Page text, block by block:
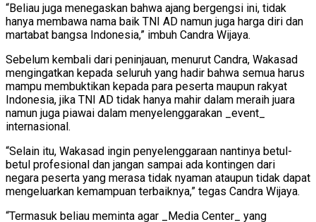
“Beliau juga menegaskan bahwa ajang bergengsi ini, tidak
hanya membawa nama baik TNI AD namun juga harga diri dan
martabat bangsa Indonesia,” imbuh Candra Wijaya.
Sebelum kembali dari peninjauan, menurut Candra, Wakasad
mengingatkan kepada seluruh yang hadir bahwa semua harus
mampu membuktikan kepada para peserta maupun rakyat
Indonesia, jika TNI AD tidak hanya mahir dalam meraih juara
namun juga piawai dalam menyelenggarakan _event_
internasional.
“Selain itu, Wakasad ingin penyelenggaraan nantinya betul-
betul profesional dan jangan sampai ada kontingen dari
negara peserta yang merasa tidak nyaman ataupun tidak dapat
mengeluarkan kemampuan terbaiknya,” tegas Candra Wijaya.
“Termasuk beliau meminta agar _Media Center_ yang